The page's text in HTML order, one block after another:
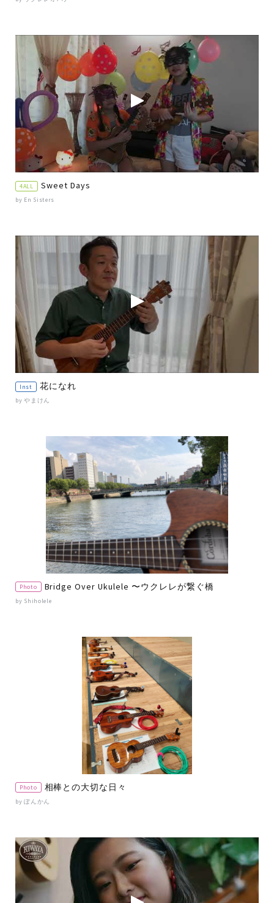
4ALL Sweet Days
by En Sisters
Inst 花になれ
by やまけん
Photo Bridge Over Ukulele 〜ウクレレが繋ぐ橋
by Shiholele
Photo 相棒との大切な日々
by ぽんかん